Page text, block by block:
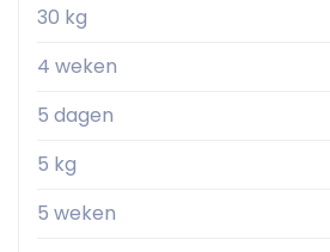
30 kg
4 weken
5 dagen
5 kg
5 weken